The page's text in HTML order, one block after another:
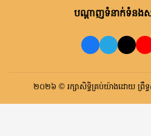
បណ្តាញទំនាក់ទំនងស
២០២៦ © រក្សាសិទ្ធិគ្រប់យ៉ាងដោយ ព្រឹទ្ធ